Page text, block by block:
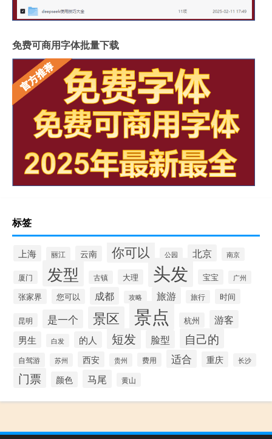
免费可商用字体批量下载
标签
上海 丽江 云南 你可以 公园 北京 南京
厦门 发型 古镇 大理 头发 宝宝 广州
张家界 您可以 成都 攻略 旅游 旅行 时间
昆明 是一个 景区 景点 杭州 游客
男生 白发 的人 短发 脸型 自己的
自驾游 苏州 西安 贵州 费用 适合 重庆 长沙
门票 颜色 马尾 黄山